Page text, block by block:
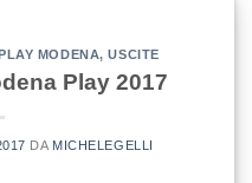
PLAY MODENA,USCITE
Play 2017
DA MICHELEGELLI